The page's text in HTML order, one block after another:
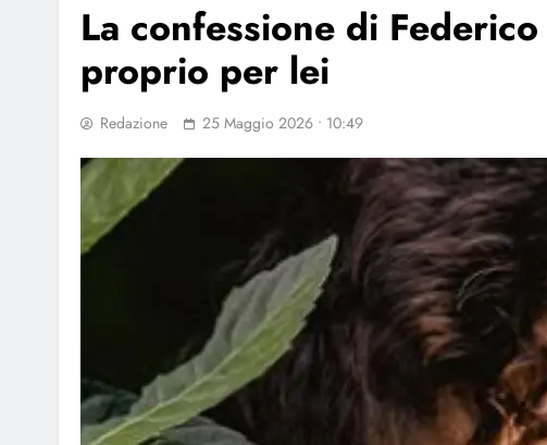
La confessione di
proprio per lei
Redazione 25 Maggio 2026 • 10:49